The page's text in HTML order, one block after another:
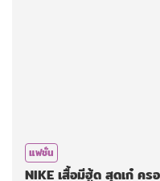
แฟชั่น
NIKE​ เสื้อมีฮู้ด สุดเก๋​ คร